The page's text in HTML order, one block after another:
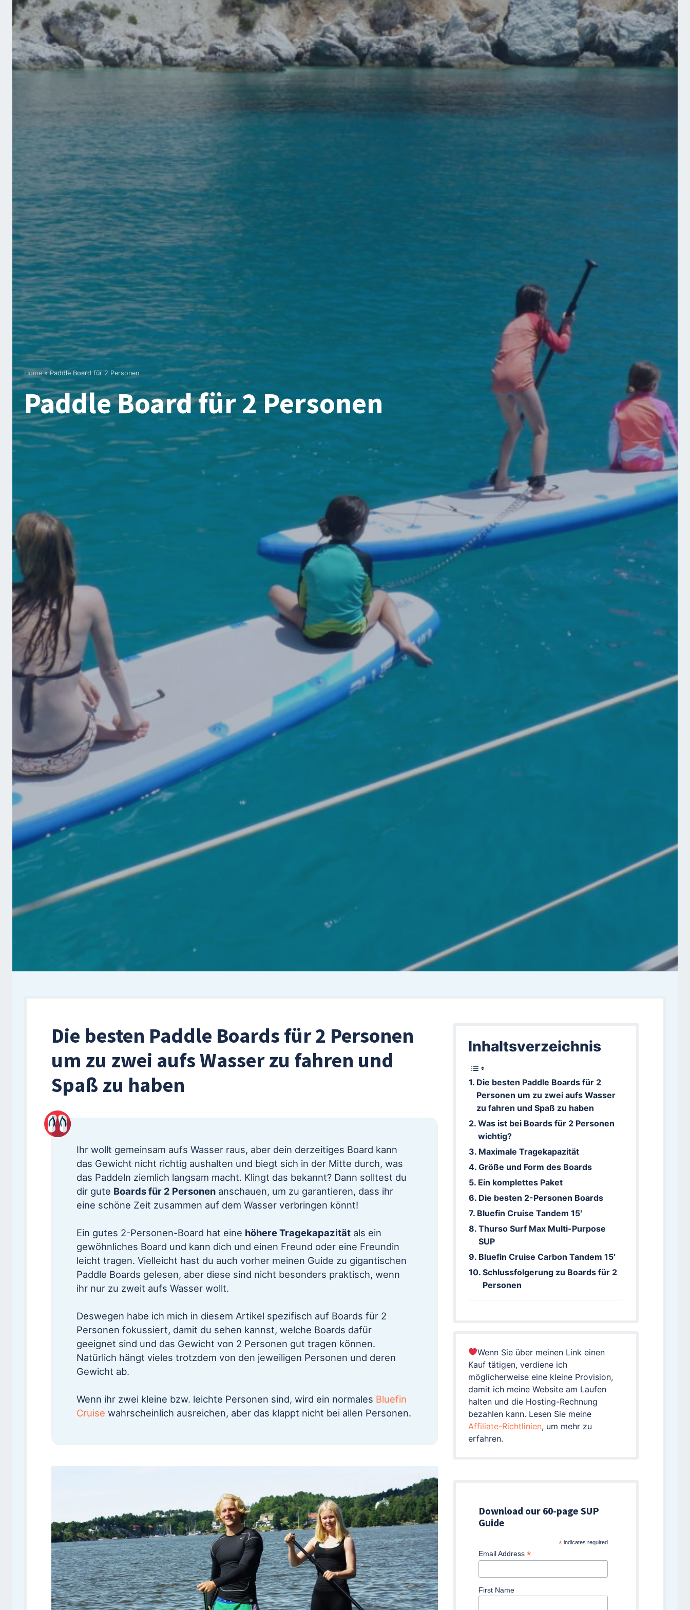
Home»Paddle Board für 2 Personen
Paddle Board für 2 Personen
Die besten Paddle Boards für 2 Personen
um zu zwei aufs Wasser zu fahren und
Spaß zu haben
Ihr wollt gemeinsam aufs Wasser raus, aber dein derzeitiges Board kann
das Gewicht nicht richtig aushalten und biegt sich in der Mitte durch, was
das Paddeln ziemlich langsam macht. Klingt das bekannt? Dann solltest du
dir gute Boards für 2 Personen anschauen, um zu garantieren, dass ihr
eine schöne Zeit zusammen auf dem Wasser verbringen könnt!
Ein gutes 2-Personen-Board hat eine höhere Tragekapazität als ein
gewöhnliches Board und kann dich und einen Freund oder eine Freundin
leicht tragen. Vielleicht hast du auch vorher meinen Guide zu gigantischen
Paddle Boards gelesen, aber diese sind nicht besonders praktisch, wenn
ihr nur zu zweit aufs Wasser wollt.
Deswegen habe ich mich in diesem Artikel spezifisch auf Boards für 2
Personen fokussiert, damit du sehen kannst, welche Boards dafür
geeignet sind und das Gewicht von 2 Personen gut tragen können.
Natürlich hängt vieles trotzdem von den jeweiligen Personen und deren
Gewicht ab.
Wenn ihr zwei kleine bzw. leichte Personen sind, wird ein normales Bluefin
Cruise wahrscheinlich ausreichen, aber das klappt nicht bei allen Personen.
Inhaltsverzeichnis
Die besten Paddle Boards für 2
Personen um zu zwei aufs Wasser
zu fahren und Spaß zu haben
Was ist bei Boards für 2 Personen
wichtig?
Maximale Tragekapazität
Größe und Form des Boards
Ein komplettes Paket
Die besten 2-Personen Boards
Bluefin Cruise Tandem 15′
Thurso Surf Max Multi-Purpose
SUP
Bluefin Cruise Carbon Tandem 15′
Schlussfolgerung zu Boards für 2
Personen
Wenn Sie über meinen Link einen
Kauf tätigen, verdiene ich
möglicherweise eine kleine Provision,
damit ich meine Website am Laufen
halten und die Hosting-Rechnung
bezahlen kann. Lesen Sie meine
Affiliate-Richtlinien, um mehr zu
erfahren.
Download our 60-page SUP
Guide
* indicates required
Email Address *
First Name